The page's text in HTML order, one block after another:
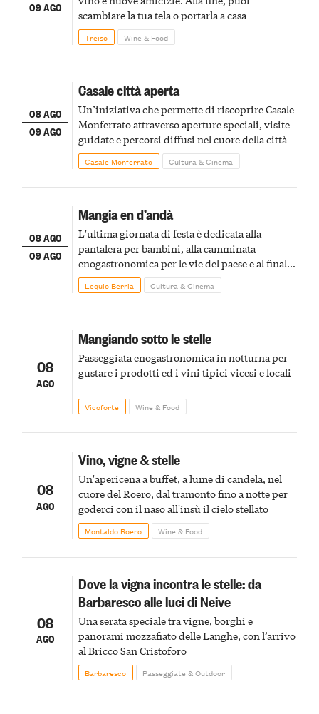
09 AGO
scambiare la tua tela o portarla a casa
Treiso Wine & Food
08 AGO
09 AGO
Casale città aperta
Un’iniziativa che permette di riscoprire Casale
Monferrato attraverso aperture speciali, visite
guidate e percorsi diffusi nel cuore della città
Casale Monferrato Cultura & Cinema
08 AGO
09 AGO
Mangia en d’andà
L'ultima giornata di festa è dedicata alla
pantalera per bambini, alla camminata
enogastronomica per le vie del paese e al finale
pirotecnico
Lequio Berria Cultura & Cinema
08
AGO
Mangiando sotto le stelle
Passeggiata enogastronomica in notturna per
gustare i prodotti ed i vini tipici vicesi e locali
Vicoforte Wine & Food
08
AGO
Vino, vigne & stelle
Un'apericena a buffet, a lume di candela, nel
cuore del Roero, dal tramonto fino a notte per
goderci con il naso all'insù il cielo stellato
Montaldo Roero Wine & Food
08
AGO
Dove la vigna incontra le stelle: da
Barbaresco alle luci di Neive
Una serata speciale tra vigne, borghi e
panorami mozzafiato delle Langhe, con l’arrivo
al Bricco San Cristoforo
Barbaresco Passeggiate & Outdoor